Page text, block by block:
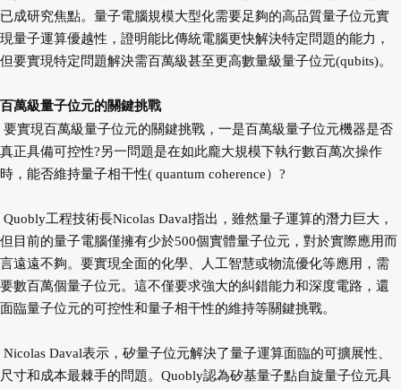
已成研究焦點。量子電腦規模大型化需要足夠的高品質量子位元實
現量子運算優越性，證明能比傳統電腦更快解決特定問題的能力，
但要實現特定問題解決需百萬級甚至更高數量級量子位元(qubits)。
百萬級量子位元的關鍵挑戰
要實現百萬級量子位元的關鍵挑戰，一是百萬級量子位元機器是否
真正具備可控性?另一問題是在如此龐大規模下執行數百萬次操作
時，能否維持量子相干性( quantum coherence）?
Quobly工程技術長Nicolas Daval指出，雖然量子運算的潛力巨大，
但目前的量子電腦僅擁有少於500個實體量子位元，對於實際應用而
言遠遠不夠。要實現全面的化學、人工智慧或物流優化等應用，需
要數百萬個量子位元。這不僅要求強大的糾錯能力和深度電路，還
面臨量子位元的可控性和量子相干性的維持等關鍵挑戰。
Nicolas Daval表示，矽量子位元解決了量子運算面臨的可擴展性、
尺寸和成本最棘手的問題。Quobly認為矽基量子點自旋量子位元具